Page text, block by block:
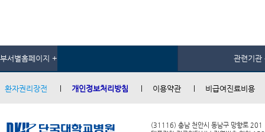
부서별홈페이지 + 관련기관
환자권리장전 개인정보처리방침 이용약관 비급여진료비용
(31116) 충남 천안시 동남구 망향로 201